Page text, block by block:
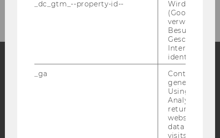
Blog
Bluesky
_dc_gtm_--property-id--
Wird von
(Google Tag
verwendet,
Besucher
Geschlecht
Interessen zu
identifizieren.
_ga
Contains a
generated
Using this
Analytics can
returning
website and
data from
visits.